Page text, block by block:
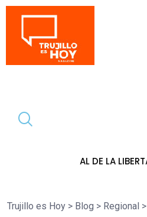
7 de agosto de 2026
Trujillo es Hoy > Blog > Regional >